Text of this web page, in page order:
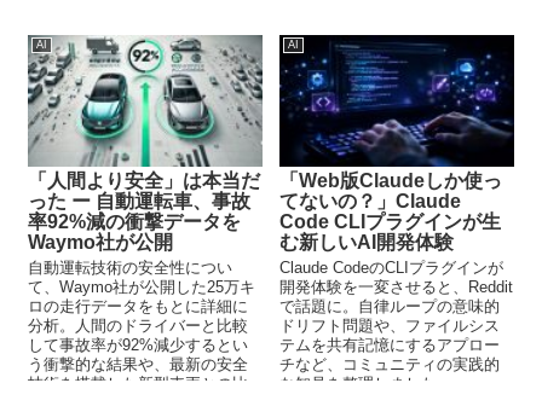
AI
「人間より安全」は本当だ
った ー 自動運転車、事故
率92%減の衝撃データを
Waymo社が公開
自動運転技術の安全性につい
て、Waymo社が公開した25万キ
ロの走行データをもとに詳細に
分析。人間のドライバーと比較
して事故率が92%減少するとい
う衝撃的な結果や、最新の安全
技術を搭載した新型車両との比
AI
「Web版Claudeしか使っ
てないの？」Claude
Code CLIプラグインが生
む新しいAI開発体験
Claude CodeのCLIプラグインが
開発体験を一変させると、Reddit
で話題に。自律ループの意味的
ドリフト問題や、ファイルシス
テムを共有記憶にするアプロー
チなど、コミュニティの実践的
な知見を整理しました。